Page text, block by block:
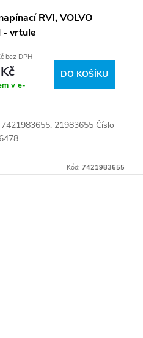
RVI, VOLVO
- vrtule
bez DPH
v e-
DO KOŠÍKU
7421983655, 21983655 Číslo
Kód:7421983655